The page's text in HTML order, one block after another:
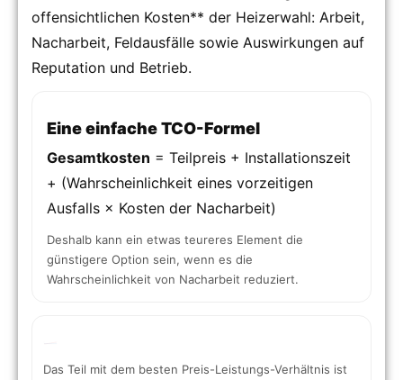
offensichtlichen Kosten** der Heizerwahl: Arbeit,
Nacharbeit, Feldausfälle sowie Auswirkungen auf
Reputation und Betrieb.
Eine einfache TCO-Formel
Gesamtkosten = Teilpreis + Installationszeit
+ (Wahrscheinlichkeit eines vorzeitigen
Ausfalls × Kosten der Nacharbeit)
Deshalb kann ein etwas teureres Element die
günstigere Option sein, wenn es die
Wahrscheinlichkeit von Nacharbeit reduziert.
Das Teil mit dem besten Preis-Leistungs-Verhältnis ist